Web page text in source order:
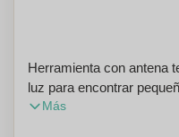
Herramienta con antena
luz para encontrar
lugares que son difíciles
Más